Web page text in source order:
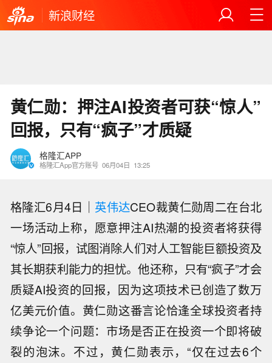
新浪财经
黄仁勋：押注AI投资者可获“惊人”
回报，只有“疯子”才质疑
格隆汇APP
格隆汇App官方账号 06月04日 13:25
格隆汇6月4日｜ 英伟达CEO裁黄仁勋周二在台北
一场活动上称，愿意押注AI热潮的投资者将获得
“惊人”回报，试图消除人们对人工智能巨额投资及
其长期获利能力的担忧。他还称，只有“疯子”才会
质疑AI投资的回报，因为这项技术已创造了数万
亿美元价值。黄仁勋这番言论恰逢全球投资者持
续争论一个问题：市场是否正在投资一个即将破
裂的泡沫。不过，黄仁勋表示，“仅在过去6个